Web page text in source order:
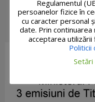
Regulamentul
persoanelor fizice în
cu caracter personal
date. Prin
acceptarea
Politicii
Setări